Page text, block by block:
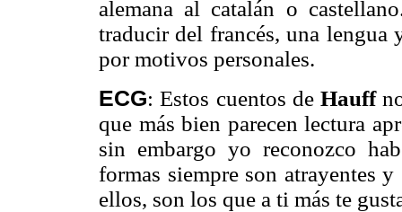
alemana al catalán o
traducir del francés, una lengua
por motivos personales.
ECG: Estos cuentos deHauff
que más bien parecen lectura
sin embargo yo reconozco
formas siempre son atrayentes
ellos, son los que a ti más te